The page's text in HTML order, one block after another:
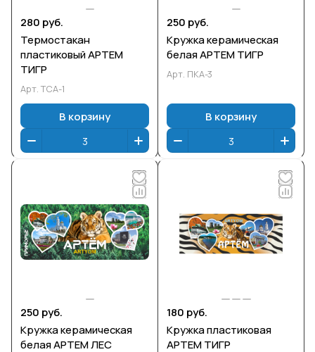
280 руб.
Термостакан
пластиковый АРТЕМ
ТИГР
Арт. ТСА-1
В корзину
250 руб.
Кружка керамическая
белая АРТЕМ ТИГР
Арт. ПКА-3
В корзину
250 руб.
Кружка керамическая
белая АРТЕМ ЛЕС
180 руб.
Кружка пластиковая
АРТЕМ ТИГР